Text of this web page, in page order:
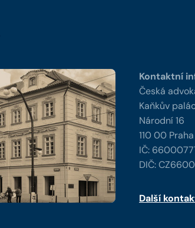
Kontaktní
Česká
Kaňkův palác
Národní 16
110 00 Praha
IČ:
DIČ:
Další